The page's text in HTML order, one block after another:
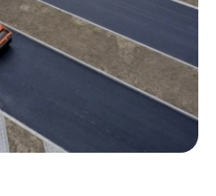
непрофильных активов
закупок
отрасли